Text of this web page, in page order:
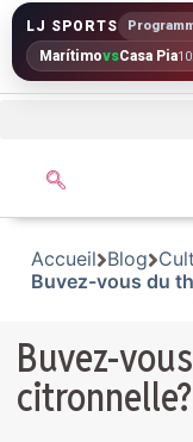
LJ SPORTS
MarítimovsCasa Pia
Accueil Blog
Buvez-vous du
Buvez-
citronnelle?